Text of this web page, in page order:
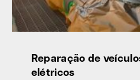
Reparação de
elétricos